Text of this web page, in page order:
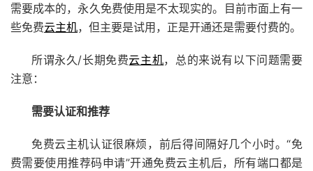
需要成本的，永久免费使用是不太现实的。目前市面上有一
些免费云主机，但主要是试用，正是开通还是需要付费的。
所谓永久/长期免费云主机，总的来说有以下问题需要
注意：
需要认证和推荐
免费云主机认证很麻烦，前后得间隔好几个小时。“免
费需要使用推荐码申请”开通免费云主机后，所有端口都是